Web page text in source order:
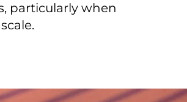
particularly when